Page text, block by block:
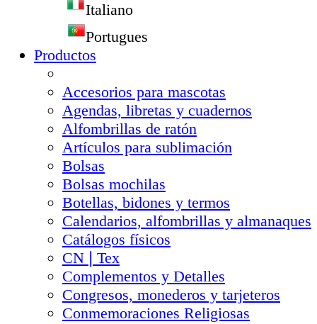
Italiano
Portugues
Productos
Accesorios para mascotas
Agendas, libretas y cuadernos
Alfombrillas de ratón
Artículos para sublimación
Bolsas
Bolsas mochilas
Botellas, bidones y termos
Calendarios, alfombrillas y almanaques
Catálogos físicos
CN❘Tex
Complementos y Detalles
Congresos, monederos y tarjeteros
Conmemoraciones Religiosas